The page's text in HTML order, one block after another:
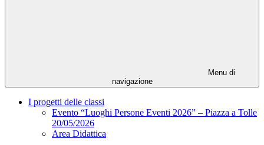
Menu di
navigazione
I progetti delle classi
Evento “Luoghi Persone Eventi 2026” – Piazza a Tolle
20/05/2026
Area Didattica